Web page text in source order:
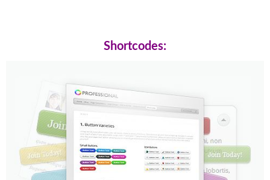
Shortcodes: